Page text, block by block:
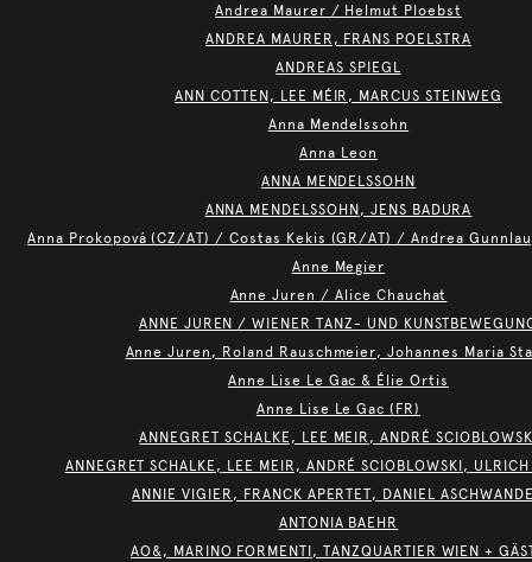
Andrea Maurer / Helmut Ploebst
ANDREA MAURER, FRANS POELSTRA
ANDREAS SPIEGL
ANN COTTEN, LEE MÉIR, MARCUS STEINWEG
Anna Mendelssohn
Anna Leon
ANNA MENDELSSOHN
ANNA MENDELSSOHN, JENS BADURA
Anna Prokopová (CZ/AT) / Costas Kekis (GR/AT) / Andrea
Anne Megier
Anne Juren / Alice Chauchat
ANNE JUREN / WIENER TANZ- UND
Anne Juren, Roland Rauschmeier, Johannes Maria
Anne Lise Le Gac & Élie Ortis
Anne Lise Le Gac (FR)
ANNEGRET SCHALKE, LEE MEIR, ANDRÉ
ANNEGRET SCHALKE, LEE MEIR, ANDRÉ SCIOBLOWSKI,
ANNIE VIGIER, FRANCK APERTET, DANIEL
ANTONIA BAEHR
AO&, MARINO FORMENTI, TANZQUARTIER WIEN +